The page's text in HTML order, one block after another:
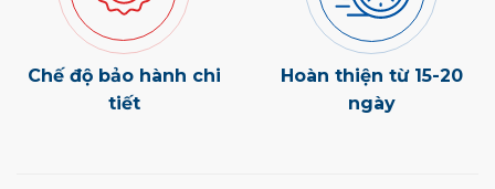
Chế độ bảo hành chi
tiết
Hoàn thiện từ 15-20
ngày